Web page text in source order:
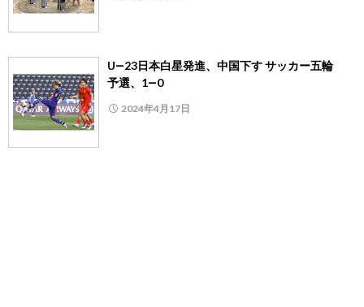
U―23日本白星発進、中国下す サッカー五輪
予選、1―0
2024年4月17日